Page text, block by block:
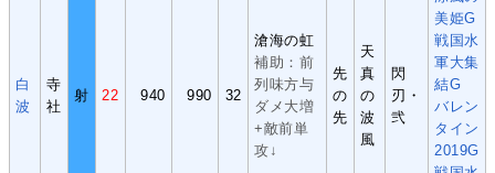
白
波
寺
社
射 22 940 990 32
滄海の虹
補助：前
列味方与
ダメ大増
+敵前単
攻↓
先
の
先
天
真
の
波
風
閃
刃・
弐
美姫G
戦国水
軍大集
結G
バレン
タイン
2019G